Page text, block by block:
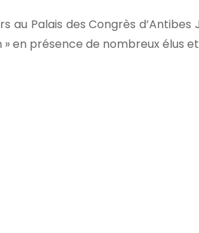
au Palais des Congrès d’Antibes
en présence de nombreux élus